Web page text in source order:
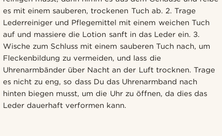
es mit einem sauberen, trockenen Tuch ab. 2. Trage
Lederreiniger und Pflegemittel mit einem weichen Tuch
auf und massiere die Lotion sanft in das Leder ein. 3.
Wische zum Schluss mit einem sauberen Tuch nach, um
Fleckenbildung zu vermeiden, und lass die
Uhrenarmbänder über Nacht an der Luft trocknen. Trage
es nicht zu eng, so dass Du das Uhrenarmband nach
hinten biegen musst, um die Uhr zu öffnen, da dies das
Leder dauerhaft verformen kann.